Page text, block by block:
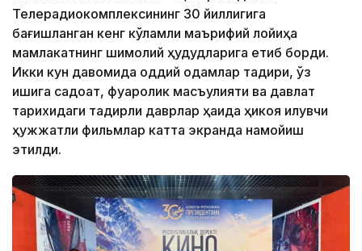
Телерадиокомплексининг 30 йиллигига
бағишланган кенг кўламли маърифий лойиҳа
мамлакатнинг шимолий ҳудудларига етиб борди.
Икки кун давомида оддий одамлар тақдири, ўз
ишига садоқат, фуқаролик масъулияти ва давлат
тарихидаги тақдирли даврлар ҳақида ҳикоя қилувчи
ҳужжатли фильмлар катта экранда намойиш
этилди.